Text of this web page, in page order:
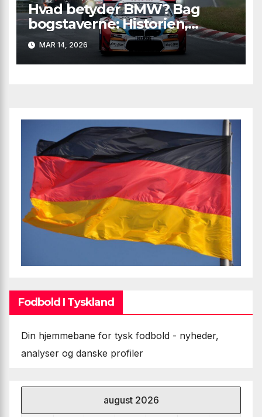
Hvad betyder BMW? Bag
bogstaverne: Historien,
logoet og magien bag
mærket
MAR 14, 2026
Fodbold I Tyskland
Din hjemmebane for tysk fodbold - nyheder,
analyser og danske profiler
august 2026